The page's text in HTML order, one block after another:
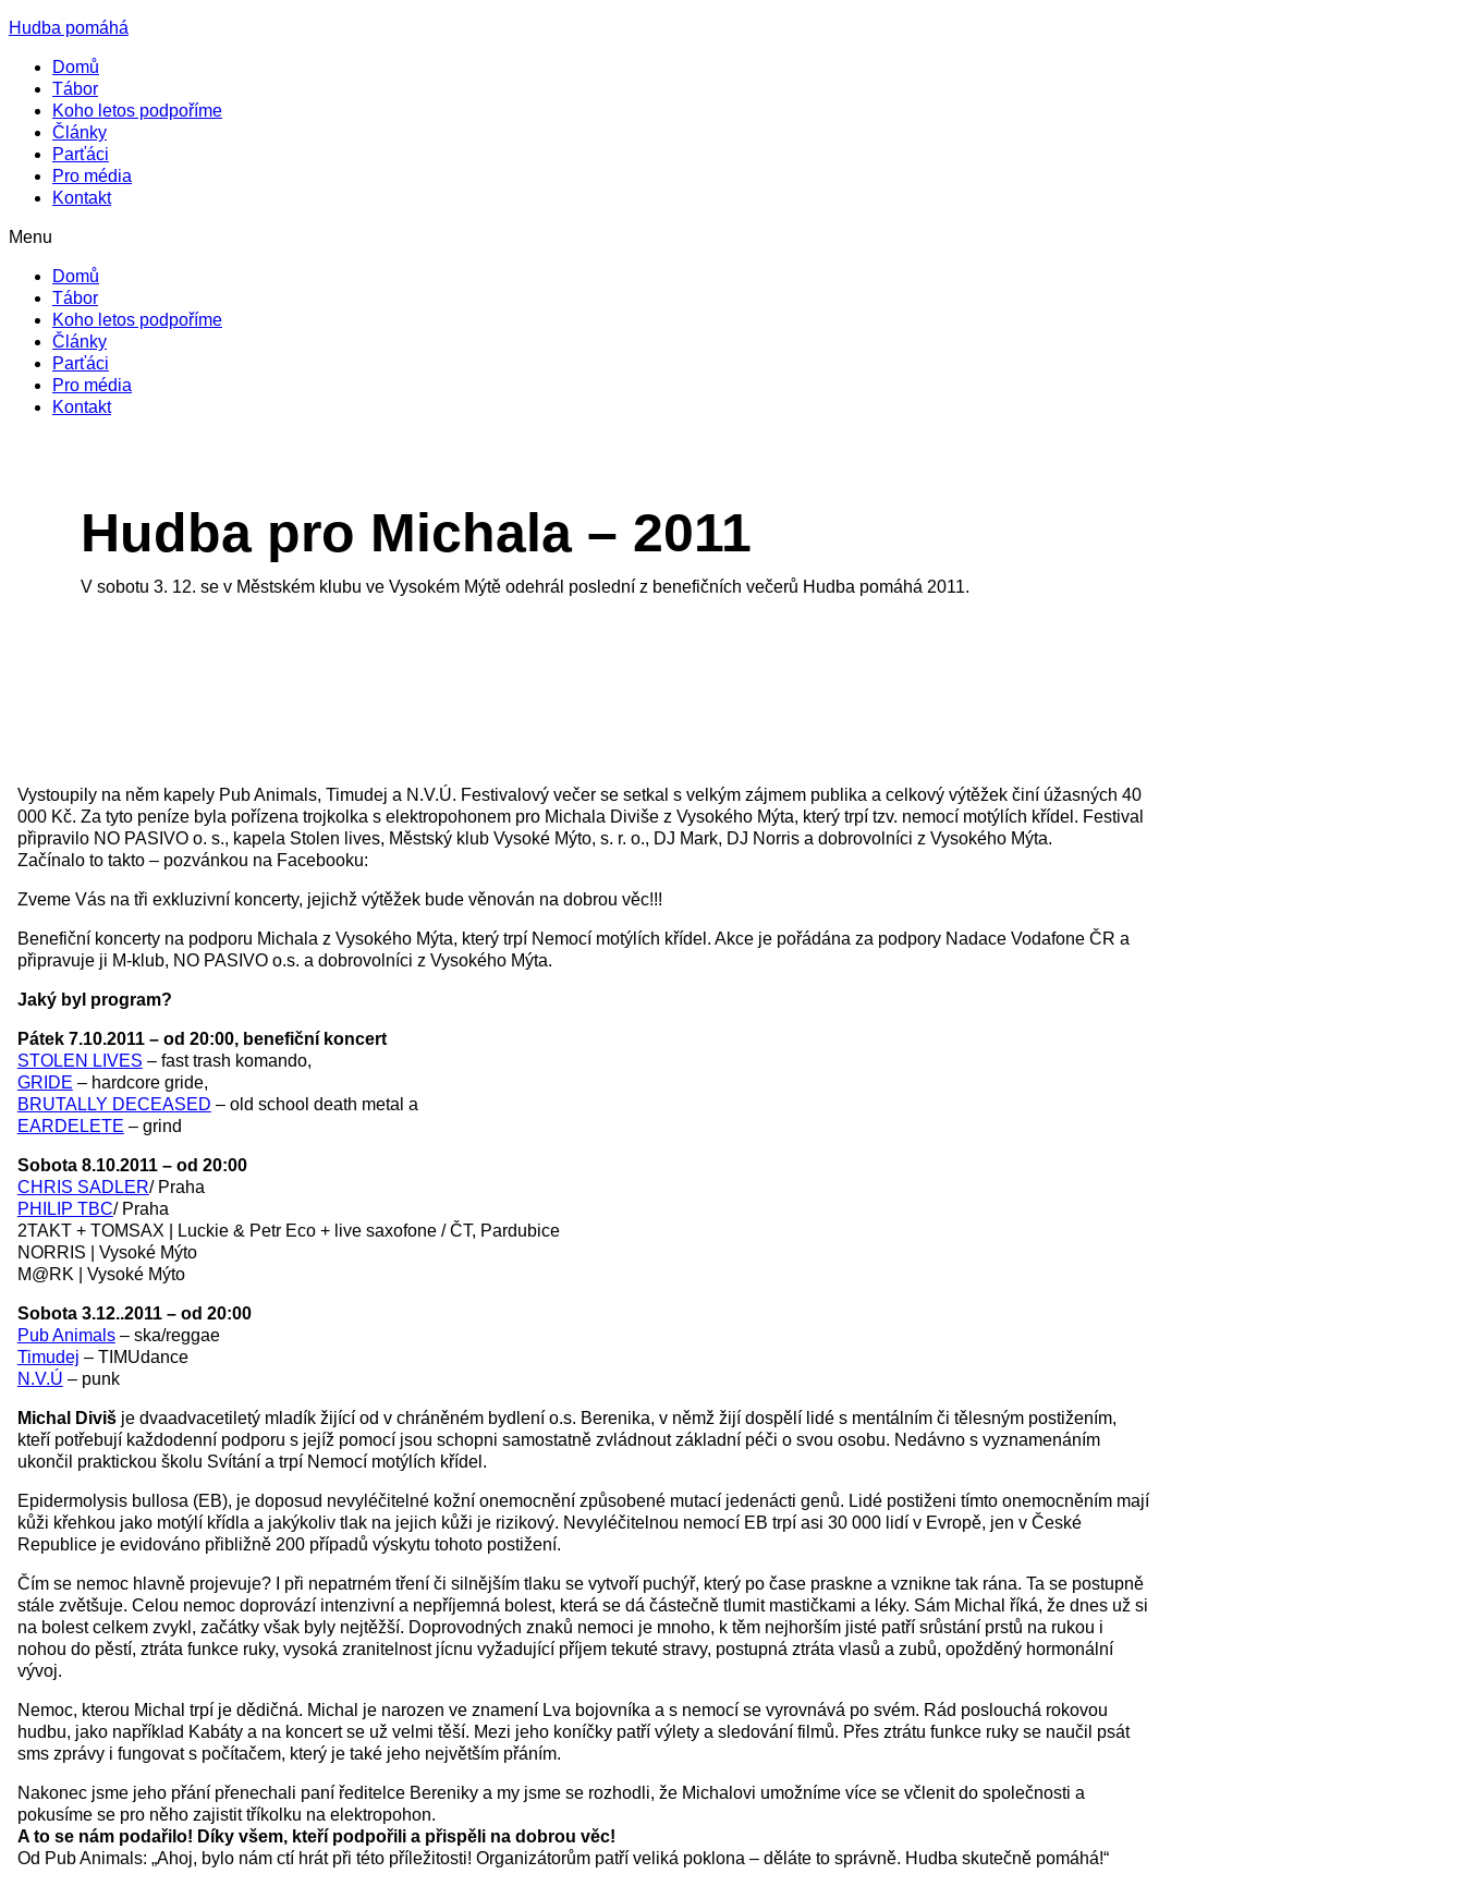
Hudba pomáhá
Domů
Tábor
Koho letos podpoříme
Články
Parťáci
Pro média
Kontakt
Menu
Domů
Tábor
Koho letos podpoříme
Články
Parťáci
Pro média
Kontakt
Hudba pro Michala – 2011
V sobotu 3. 12. se v Městském klubu ve Vysokém Mýtě odehrál poslední z benefičních večerů Hudba pomáhá 2011.
Vystoupily na něm kapely Pub Animals, Timudej a N.V.Ú. Festivalový večer se setkal s velkým zájmem publika a celkový výtěžek činí úžasných 40
000 Kč. Za tyto peníze byla pořízena trojkolka s elektropohonem pro Michala Diviše z Vysokého Mýta, který trpí tzv. nemocí motýlích křídel. Festival
připravilo NO PASIVO o. s., kapela Stolen lives, Městský klub Vysoké Mýto, s. r. o., DJ Mark, DJ Norris a dobrovolníci z Vysokého Mýta.
Začínalo to takto – pozvánkou na Facebooku:
Zveme Vás na tři exkluzivní koncerty, jejichž výtěžek bude věnován na dobrou věc!!!
Benefiční koncerty na podporu Michala z Vysokého Mýta, který trpí Nemocí motýlích křídel. Akce je pořádána za podpory Nadace Vodafone ČR a
připravuje ji M-klub, NO PASIVO o.s. a dobrovolníci z Vysokého Mýta.
Jaký byl program?
Pátek 7.10.2011 – od 20:00, benefiční koncert
STOLEN LIVES – fast trash komando,
GRIDE – hardcore gride,
BRUTALLY DECEASED – old school death metal a
EARDELETE – grind
Sobota 8.10.2011 – od 20:00
CHRIS SADLER/ Praha
PHILIP TBC/ Praha
2TAKT + TOMSAX | Luckie & Petr Eco + live saxofone / ČT, Pardubice
NORRIS | Vysoké Mýto
M@RK | Vysoké Mýto
Sobota 3.12..2011 – od 20:00
Pub Animals– ska/reggae
Timudej – TIMUdance
N.V.Ú – punk
Michal Diviš je dvaadvacetiletý mladík žijící od v chráněném bydlení o.s. Berenika, v němž žijí dospělí lidé s mentálním či tělesným postižením,
kteří potřebují každodenní podporu s jejíž pomocí jsou schopni samostatně zvládnout základní péči o svou osobu. Nedávno s vyznamenáním
ukončil praktickou školu Svítání a trpí Nemocí motýlích křídel.
Epidermolysis bullosa (EB), je doposud nevyléčitelné kožní onemocnění způsobené mutací jedenácti genů. Lidé postiženi tímto onemocněním mají
kůži křehkou jako motýlí křídla a jakýkoliv tlak na jejich kůži je rizikový. Nevyléčitelnou nemocí EB trpí asi 30 000 lidí v Evropě, jen v České
Republice je evidováno přibližně 200 případů výskytu tohoto postižení.
Čím se nemoc hlavně projevuje? I při nepatrném tření či silnějším tlaku se vytvoří puchýř, který po čase praskne a vznikne tak rána. Ta se postupně
stále zvětšuje. Celou nemoc doprovází intenzivní a nepříjemná bolest, která se dá částečně tlumit mastičkami a léky. Sám Michal říká, že dnes už si
na bolest celkem zvykl, začátky však byly nejtěžší. Doprovodných znaků nemoci je mnoho, k těm nejhorším jisté patří srůstání prstů na rukou i
nohou do pěstí, ztráta funkce ruky, vysoká zranitelnost jícnu vyžadující příjem tekuté stravy, postupná ztráta vlasů a zubů, opožděný hormonální
vývoj.
Nemoc, kterou Michal trpí je dědičná. Michal je narozen ve znamení Lva bojovníka a s nemocí se vyrovnává po svém. Rád poslouchá rokovou
hudbu, jako například Kabáty a na koncert se už velmi těší. Mezi jeho koníčky patří výlety a sledování filmů. Přes ztrátu funkce ruky se naučil psát
sms zprávy i fungovat s počítačem, který je také jeho největším přáním.
Nakonec jsme jeho přání přenechali paní ředitelce Bereniky a my jsme se rozhodli, že Michalovi umožníme více se včlenit do společnosti a
pokusíme se pro něho zajistit tříkolku na elektropohon.
A to se nám podařilo! Díky všem, kteří podpořili a přispěli na dobrou věc!
Od Pub Animals: „Ahoj, bylo nám ctí hrát při této příležitosti! Organizátorům patří veliká poklona – děláte to správně. Hudba skutečně pomáhá!“